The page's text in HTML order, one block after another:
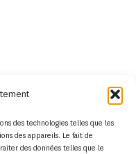
des technologies telles que les
des appareils. Le fait de
des données telles que le